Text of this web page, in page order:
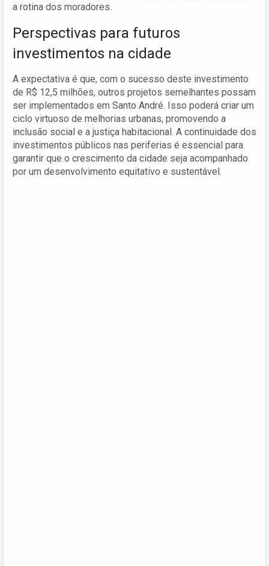
a rotina dos moradores.
Perspectivas para futuros
investimentos na cidade
A expectativa é que, com o sucesso deste investimento
de R$ 12,5 milhões, outros projetos semelhantes possam
ser implementados em Santo André. Isso poderá criar um
ciclo virtuoso de melhorias urbanas, promovendo a
inclusão social e a justiça habitacional. A continuidade dos
investimentos públicos nas periferias é essencial para
garantir que o crescimento da cidade seja acompanhado
por um desenvolvimento equitativo e sustentável.